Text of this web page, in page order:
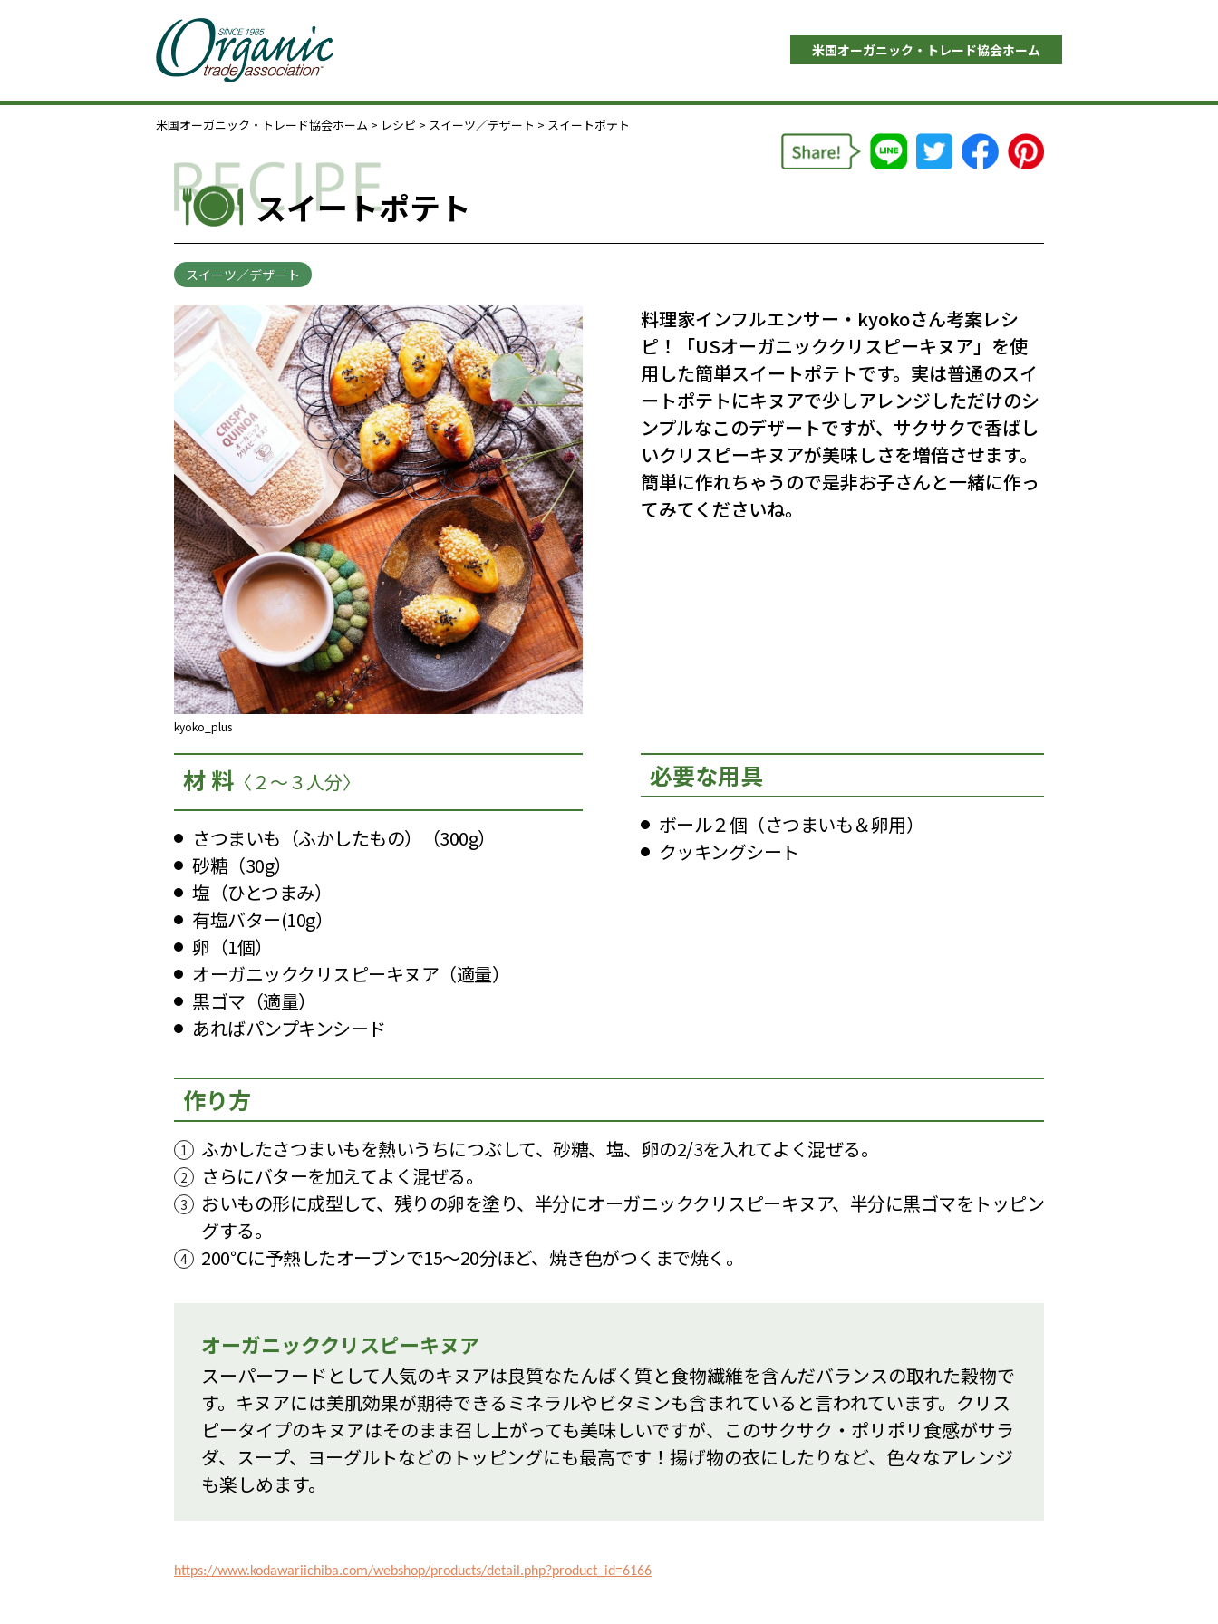
米国オーガニック・トレード協会ホーム
米国オーガニック・トレード協会ホーム > レシピ > スイーツ／デザート > スイートポテト
スイートポテト
スイーツ／デザート
kyoko_plus
料理家インフルエンサー・kyokoさん考案レシ
ピ！「USオーガニッククリスピーキヌア」を使
用した簡単スイートポテトです。実は普通のスイ
ートポテトにキヌアで少しアレンジしただけのシ
ンプルなこのデザートですが、サクサクで香ばし
いクリスピーキヌアが美味しさを増倍させます。
簡単に作れちゃうので是非お子さんと一緒に作っ
てみてくださいね。
材 料 〈２～３人分〉
さつまいも（ふかしたもの）（300g）
砂糖（30g）
塩（ひとつまみ）
有塩バター(10g）
卵（1個）
オーガニッククリスピーキヌア（適量）
黒ゴマ（適量）
あればパンプキンシード
必要な用具
ボール２個（さつまいも＆卵用）
クッキングシート
作り方
ふかしたさつまいもを熱いうちにつぶして、砂糖、塩、卵の2/3を入れてよく混ぜる。
さらにバターを加えてよく混ぜる。
おいもの形に成型して、残りの卵を塗り、半分にオーガニッククリスピーキヌア、半分に黒ゴマをトッピン
グする。
200℃に予熱したオーブンで15～20分ほど、焼き色がつくまで焼く。
オーガニッククリスピーキヌア
スーパーフードとして人気のキヌアは良質なたんぱく質と食物繊維を含んだバランスの取れた穀物で
す。キヌアには美肌効果が期待できるミネラルやビタミンも含まれていると言われています。クリス
ピータイプのキヌアはそのまま召し上がっても美味しいですが、このサクサク・ポリポリ食感がサラ
ダ、スープ、ヨーグルトなどのトッピングにも最高です！揚げ物の衣にしたりなど、色々なアレンジ
も楽しめます。
https://www.kodawariichiba.com/webshop/products/detail.php?product_id=6166